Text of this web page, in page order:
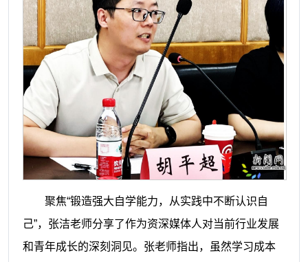
聚焦“锻造强大自学能力，从实践中不断认识自
己”，张洁老师分享了作为资深媒体人对当前行业发展
和青年成长的深刻洞见。张老师指出，虽然学习成本